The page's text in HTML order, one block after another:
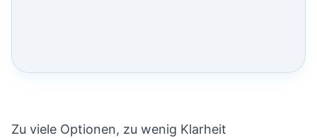
Zu viele Optionen, zu wenig Klarheit